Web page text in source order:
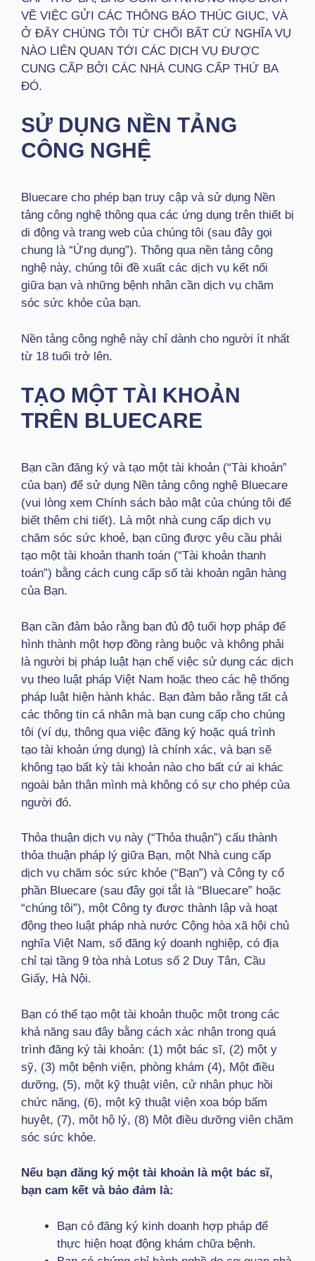
VỀ VIỆC GỬI CÁC THÔNG BÁO THÚC GIỤC, VÀ
Ở ĐÂY CHÚNG TÔI TỪ CHỐI BẤT CỨ NGHĨA VỤ
NÀO LIÊN QUAN TỚI CÁC DỊCH VỤ ĐƯỢC
CUNG CẤP BỞI CÁC NHÀ CUNG CẤP THỨ BA
ĐÓ.
SỬ DỤNG NỀN TẢNG
CÔNG NGHỆ
Bluecare cho phép bạn truy cập và sử dụng Nền
tảng công nghệ thông qua các ứng dụng trên thiết bị
di động và trang web của chúng tôi (sau đây gọi
chung là “Ứng dụng”). Thông qua nền tảng công
nghệ này, chúng tôi đề xuất các dịch vụ kết nối
giữa bạn và những bệnh nhân cần dịch vụ chăm
sóc sức khỏe của bạn.
Nền tảng công nghệ này chỉ dành cho người ít nhất
từ 18 tuổi trở lên.
TẠO MỘT TÀI KHOẢN
TRÊN BLUECARE
Bạn cần đăng ký và tạo một tài khoản (“Tài khoản”
của bạn) để sử dụng Nền tảng công nghệ Bluecare
(vui lòng xem Chính sách bảo mật của chúng tôi để
biết thêm chi tiết). Là một nhà cung cấp dịch vụ
chăm sóc sức khoẻ, bạn cũng được yêu cầu phải
tạo một tài khoản thanh toán (“Tài khoản thanh
toán”) bằng cách cung cấp số tài khoản ngân hàng
của Bạn.
Bạn cần đảm bảo rằng bạn đủ độ tuổi hợp pháp để
hình thành một hợp đồng ràng buộc và không phải
là người bị pháp luật hạn chế việc sử dụng các dịch
vụ theo luật pháp Việt Nam hoặc theo các hệ thống
pháp luật hiện hành khác. Bạn đảm bảo rằng tất cả
các thông tin cá nhân mà bạn cung cấp cho chúng
tôi (ví dụ, thông qua việc đăng ký hoặc quá trình
tạo tài khoản ứng dụng) là chính xác, và bạn sẽ
không tạo bất kỳ tài khoản nào cho bất cứ ai khác
ngoài bản thân mình mà không có sự cho phép của
người đó.
Thỏa thuận dịch vụ này (“Thỏa thuận”) cấu thành
thỏa thuận pháp lý giữa Bạn, một Nhà cung cấp
dịch vụ chăm sóc sức khỏe (“Bạn”) và Công ty cổ
phần Bluecare (sau đây gọi tắt là “Bluecare” hoặc
“chúng tôi”), một Công ty được thành lập và hoạt
động theo luật pháp nhà nước Cộng hòa xã hội chủ
nghĩa Việt Nam, số đăng ký doanh nghiệp, có địa
chỉ tại tầng 9 tòa nhà Lotus số 2 Duy Tân, Cầu
Giấy, Hà Nội.
Bạn có thể tạo một tài khoản thuộc một trong các
khả năng sau đây bằng cách xác nhận trong quá
trình đăng ký tài khoản: (1) một bác sĩ, (2) một y
sỹ, (3) một bệnh viện, phòng khám (4), Một điều
dưỡng, (5), một kỹ thuật viên, cử nhân phục hồi
chức năng, (6), một kỹ thuật viện xoa bóp bấm
huyệt, (7), một hộ lý, (8) Một điều dưỡng viên chăm
sóc sức khỏe.
Nếu bạn đăng ký một tài khoản là một bác sĩ,
bạn cam kết và bảo đảm là:
Bạn có đăng ký kinh doanh hợp pháp để
thực hiện hoạt động khám chữa bệnh.